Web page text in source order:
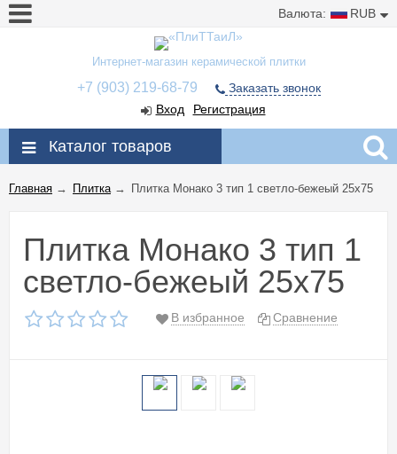
Валюта: RUB
Интернет-магазин керамической плитки
+7 (903) 219-68-79
Заказать звонок
Вход
Регистрация
Каталог товаров
Главная → Плитка→ Плитка Монако 3 тип 1 светло-бежеый 25x75
Плитка Монако 3 тип 1
светло-бежеый 25x75
В избранное Сравнение